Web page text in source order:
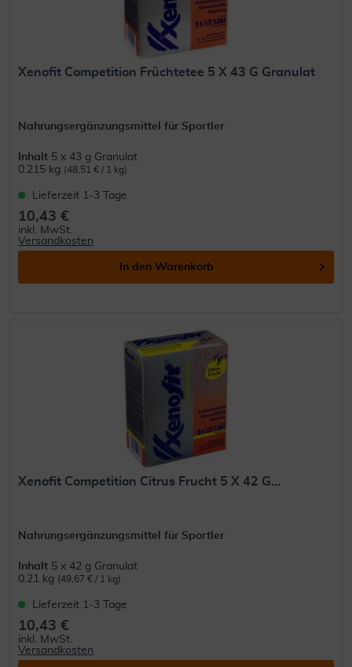
Xenofit Competition Früchtetee 5 X 43 G Granulat
Nahrungsergänzungsmittel für Sportler
Inhalt 5 x 43 g Granulat
0.215 kg (48,51 € / 1 kg)
Lieferzeit 1-3 Tage
10,43 €
inkl. MwSt.
Versandkosten
In den Warenkorb
Xenofit Competition Citrus Frucht 5 X 42 G...
Nahrungsergänzungsmittel für Sportler
Inhalt 5 x 42 g Granulat
0.21 kg (49,67 € / 1 kg)
Lieferzeit 1-3 Tage
10,43 €
inkl. MwSt.
Versandkosten